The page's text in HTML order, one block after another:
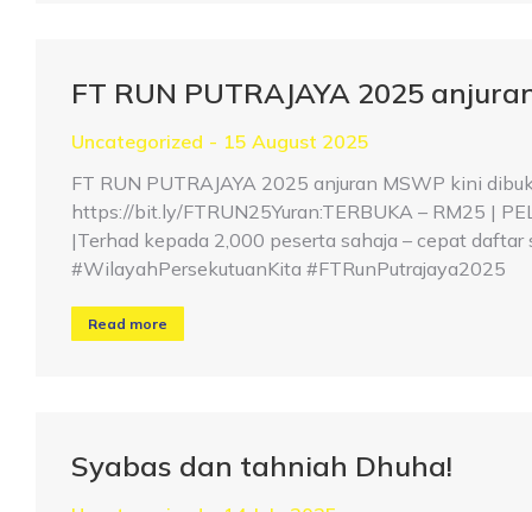
FT RUN PUTRAJAYA 2025
Uncategorized
15 August 2025
FT RUN PUTRAJAYA 2025 anjuran MSWP kini
https://bit.ly/FTRUN25Yuran:TERBUKA – RM25 |
|Terhad kepada 2,000 peserta sahaja – cepat
#WilayahPersekutuanKita #FTRunPutrajaya2025
Read more
Syabas dan tahniah Dhuha!